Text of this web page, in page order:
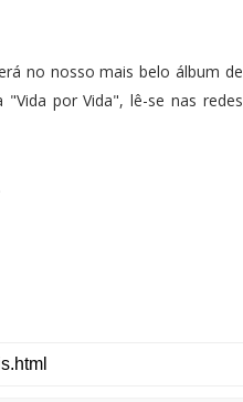
no nosso mais belo álbum de
por Vida", lê-se nas redes